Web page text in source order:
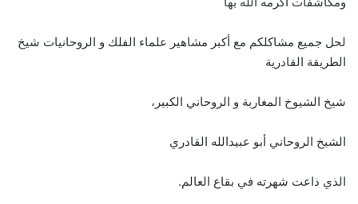
لحل جميع مشاكلكم مع أكبر مشاهير علماء الفلك و الروحانيات شيخ
الطريقة القادرية
شيخ الشيوخ المغاربة و الروحاني الكبير،
الشيخ الروحاني أبو عبيدالله القادري
الذي ذاعت شهرته في بقاع العالم.